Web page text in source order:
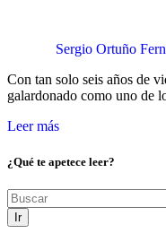
Sergio Ortuño
Con tan solo seis años de
galardonado como uno de
Leer más
¿Qué te apetece leer?
Ir